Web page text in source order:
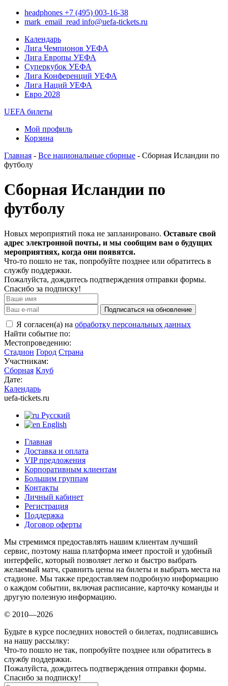
headphones +7 (495) 003-16-38
mark_email_read info@uefa-tickets.ru
Календарь
Лига Чемпионов УЕФА
Лига Европы УЕФА
Суперкубок УЕФА
Лига Конференций УЕФА
Лига Наций УЕФА
Евро 2028
UEFA билеты
Мой профиль
Корзина
Главная - Все национальные сборные - Сборная Исландии по
футболу
Сборная Исландии по
футболу
Новых мероприятий пока не запланировано. Оставьте свой
адрес электронной почты, и мы сообщим вам о будущих
мероприятиях, когда они появятся.
Что-то пошло не так, попробуйте позднее или обратитесь в
службу поддержки.
Пожалуйста, дождитесь подтверждения отправки формы.
Спасибо за подписку!
Подписаться на обновление
Я согласен(а) на обработку персональных данных
Найти событие по:
Местопроведению:
Стадион Город Страна
Участникам:
Сборная Клуб
Дате:
Календарь
uefa-tickets.ru
Русский
English
Главная
Доставка и оплата
VIP предложения
Корпоративным клиентам
Большим группам
Контакты
Личный кабинет
Регистрация
Поддержка
Договор оферты
Мы стремимся предоставлять нашим клиентам лучший
сервис, поэтому наша платформа имеет простой и удобный
интерфейс, который позволяет легко и быстро выбрать
желаемый матч, сравнить цены на билеты и выбрать места на
стадионе. Мы также предоставляем подробную информацию
о каждом событии, включая расписание, карточку команды и
другую полезную информацию.
© 2010—2026
Будьте в курсе последних новостей о билетах, подписавшись
на нашу рассылку:
Что-то пошло не так, попробуйте позднее или обратитесь в
службу поддержки.
Пожалуйста, дождитесь подтверждения отправки формы.
Спасибо за подписку!